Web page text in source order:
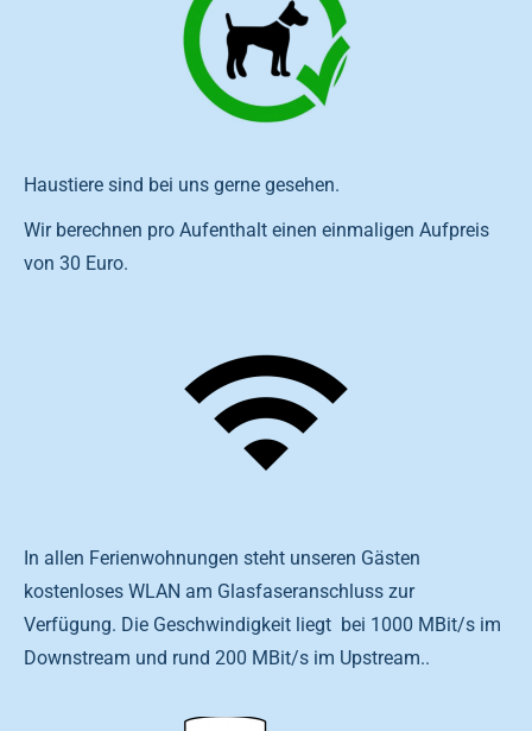
Haustiere sind bei uns gerne gesehen.
Wir berechnen pro Aufenthalt einen einmaligen Aufpreis
von 30 Euro.
In allen Ferienwohnungen steht unseren Gästen
kostenloses WLAN am Glasfaseranschluss zur
Verfügung. Die Geschwindigkeit liegt bei 1000 MBit/s im
Downstream und rund 200 MBit/s im Upstream..